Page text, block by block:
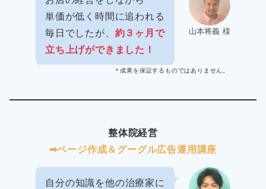
山本将義 様
単価が低く時間に追われる
毎日でしたが、 約３ヶ月で
立ち上げができました！
＊成果を保証するものではありません。
整体院経営
➡︎ページ作成＆グーグル広告運用講座
自分の知識を他の治療家に